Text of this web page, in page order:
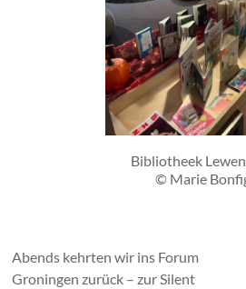
Bibliotheek
© Marie
Abends kehrten wir ins Forum
Groningen zurück – zur Silent